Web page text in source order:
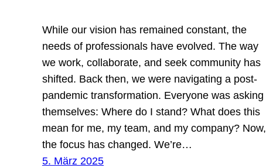
While our vision has remained constant, the
needs of professionals have evolved. The way
we work, collaborate, and seek community has
shifted. Back then, we were navigating a post-
pandemic transformation. Everyone was asking
themselves: Where do I stand? What does this
mean for me, my team, and my company? Now,
the focus has changed. We’re…
5. März 2025